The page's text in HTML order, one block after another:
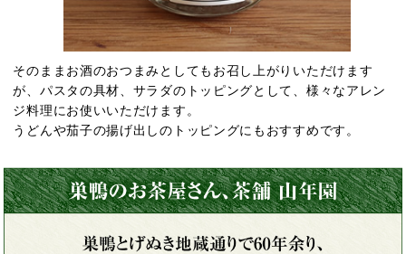
そのままお酒のおつまみとしてもお召し上がりいただけます
が、パスタの具材、サラダのトッピングとして、様々なアレン
ジ料理にお使いいただけます。
うどんや茄子の揚げ出しのトッピングにもおすすめです。